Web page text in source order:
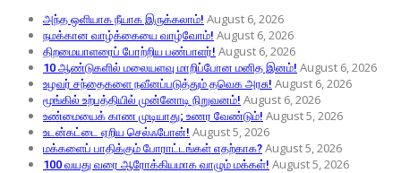
அந்த ஒளியாக நீயாக இருக்கலாம்! August 6, 2026
நமக்கான வாழ்க்கையை வாழ்வோம்! August 6, 2026
திறமையாளரைப் போற்றிய பண்பாளர்! August 6, 2026
10 ஆண்டுகளில் மலையளவு மாறிப்போன மனித இனம்! August 6, 2026
உழவர் சந்தைகளை நவீனப்படுத்தும் தவெக அரசு! August 6, 2026
மூங்கில் உற்பத்தியில் முன்னோடி நிறுவனம்! August 6, 2026
உண்மையைக் காண முடியாது; உணர வேண்டும்! August 5, 2026
உடன்கட்டை ஏறிய செல்ஃபோன்! August 5, 2026
மக்களைப் பாதிக்கும் போராட்டங்கள் எதற்காக? August 5, 2026
100 வயது வரை ஆரோக்கியமாக வாழும் மக்கள்! August 5, 2026